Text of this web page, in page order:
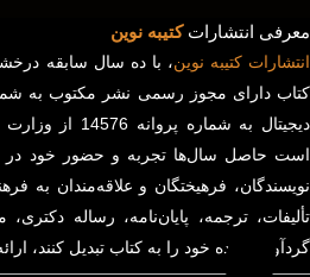
معرفی انتشاراتکتیبه نوین
انتشارات کتیبه نوین، با ده سال سابقه
دیجیتال به
است حاصل سال‌ها تجربه و حضور خود در
نویسندگان، فرهیختگان و علاقه‌مندان به
تألیفات، ترجمه، پایان‌نامه، رساله
گردآوری شده خود را به کتاب تبدیل کنند، ارائه